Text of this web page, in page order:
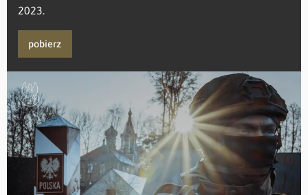
2023.
pobierz